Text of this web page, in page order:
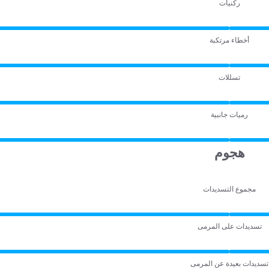
ركنيات
أخطاء مرتكبة
تسللات
رميات جانبية
هجوم
مجموع التسديدات
تسديدات على المرمى
تسديدات بعيدة عن المرمى